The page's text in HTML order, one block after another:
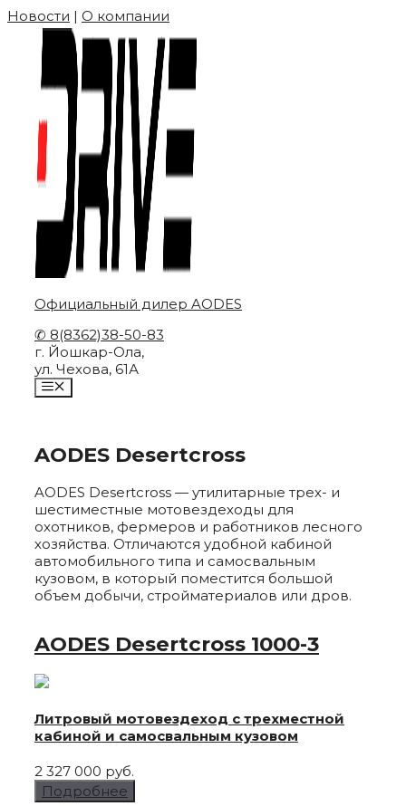
Skip
content
Новости | О компании
Официальный дилер AODES
✆ 8(8362)38-50-83
г. Йошкар-Ола,
ул. Чехова, 61А
AODES Desertcross
AODES Desertcross — утилитарные трех- и
шестиместные мотовездеходы для
охотников, фермеров и работников лесного
хозяйства. Отличаются удобной кабиной
автомобильного типа и самосвальным
кузовом, в который поместится большой
объем добычи, стройматериалов или дров.
AODES Desertcross 1000-3
Литровый мотовездеход с трехместной
кабиной и самосвальным кузовом
2 327 000 руб.
Подробнее